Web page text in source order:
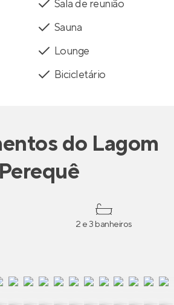
Sala de reunião
Sauna
Lounge
Bicicletário
do Lagom
Perequê
2 e 3 banheiros